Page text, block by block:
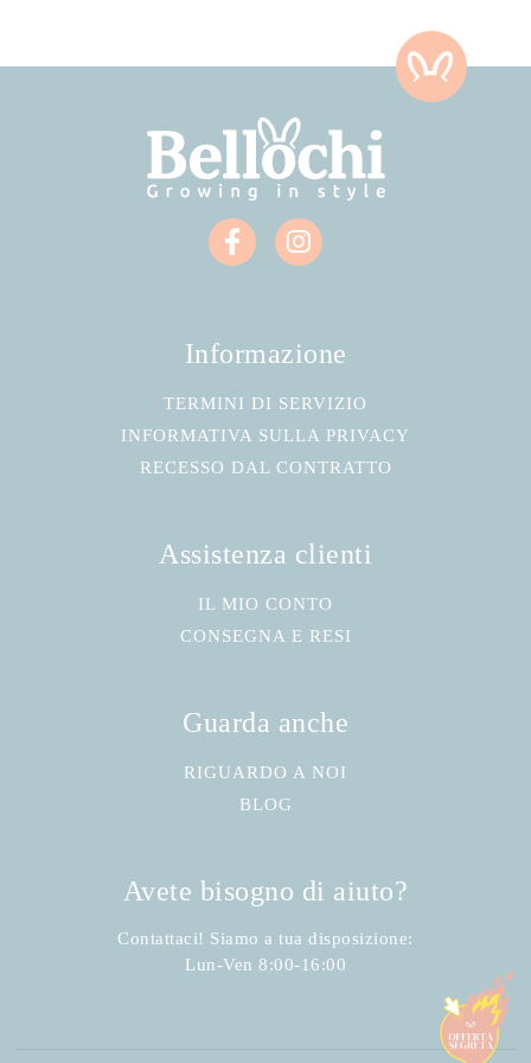
Informazione
TERMINI DI SERVIZIO
INFORMATIVA SULLA PRIVACY
RECESSO DAL CONTRATTO
Assistenza clienti
IL MIO CONTO
CONSEGNA E RESI
Guarda anche
RIGUARDO A NOI
BLOG
Avete bisogno di aiuto?
Contattaci! Siamo a tua disposizione:
Lun-Ven 8:00-16:00